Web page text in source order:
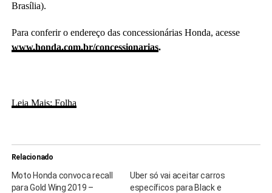
Brasília).
Para conferir o endereço das concessionárias Honda, acesse
www.honda.com.br/concessionarias.
Leia Mais: Folha
Relacionado
Moto Honda convoca recall
para Gold Wing 2019 –
Uber só vai aceitar carros
específicos para Black e